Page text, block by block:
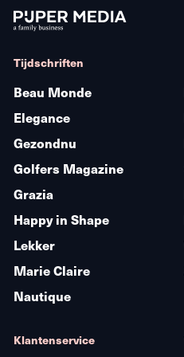
Tijdschriften
Beau Monde
Elegance
Gezondnu
Golfers Magazine
Grazia
Happy in Shape
Lekker
Marie Claire
Nautique
Klantenservice